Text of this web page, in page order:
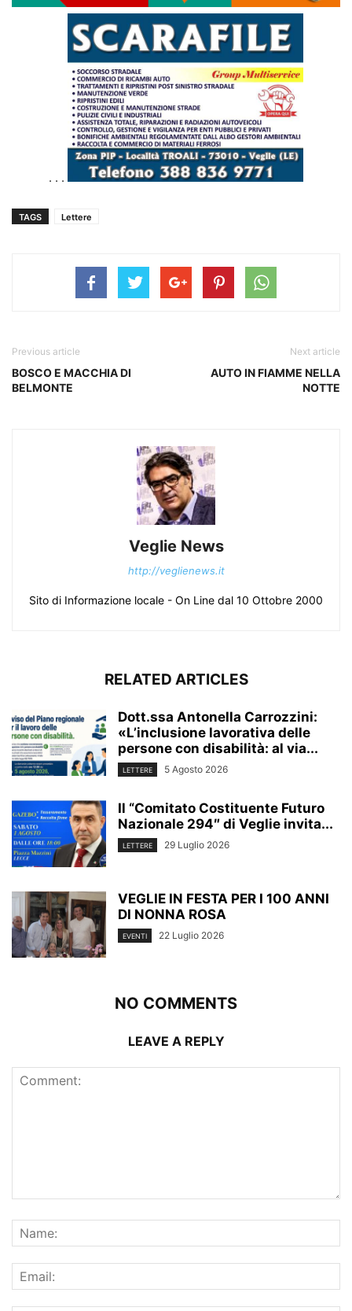
. . .
TAGS Lettere
Previous article
BOSCO E MACCHIA DI
BELMONTE
Next article
AUTO IN FIAMME NELLA
NOTTE
Veglie News
http://veglienews.it
Sito di Informazione locale - On Line dal 10 Ottobre 2000
RELATED ARTICLES
Dott.ssa Antonella Carrozzini:
«L’inclusione lavorativa delle
persone con disabilità: al via...
LETTERE 5 Agosto 2026
Il “Comitato Costituente Futuro
Nazionale 294″ di Veglie invita...
LETTERE 29 Luglio 2026
VEGLIE IN FESTA PER I 100 ANNI
DI NONNA ROSA
EVENTI 22 Luglio 2026
NO COMMENTS
LEAVE A REPLY